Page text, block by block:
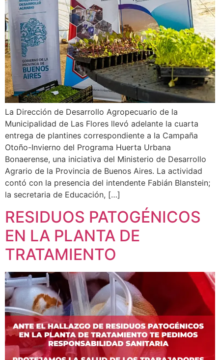
La Dirección de Desarrollo Agropecuario de la
Municipalidad de Las Flores llevó adelante la cuarta
entrega de plantines correspondiente a la Campaña
Otoño-Invierno del Programa Huerta Urbana
Bonaerense, una iniciativa del Ministerio de Desarrollo
Agrario de la Provincia de Buenos Aires. La actividad
contó con la presencia del intendente Fabián Blanstein;
la secretaria de Educación, […]
RESIDUOS PATOGÉNICOS
EN LA PLANTA DE
TRATAMIENTO